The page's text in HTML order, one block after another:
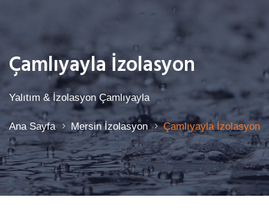
Çamlıyayla İzolasyon
Yalıtım & İzolasyon Çamlıyayla
Ana Sayfa Mersin İzolasyon Çamlıyayla İzolasyon